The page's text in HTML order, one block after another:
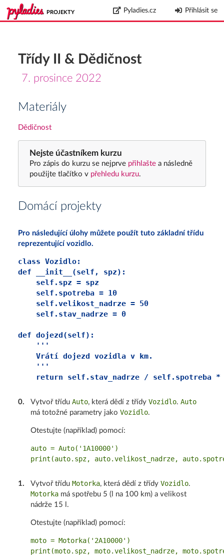
PROJEKTY Pyladies.cz Přihlásit se
Třídy II & Dědičnost
7. prosince 2022
Materiály
Dědičnost
Nejste účastníkem kurzu
Pro zápis do kurzu se nejprvepřihlašte a následně
použijte tlačítko vpřehledu kurzu.
Domácí projekty
Pro následující úlohy můžete použít tuto základní třídu
reprezentující vozidlo.
class Vozidlo:
def __init__(self, spz):
    self.spz = spz
    self.spotreba = 10
    self.velikost_nadrze = 50
    self.stav_nadrze = 0
def dojezd(self):
    '''
    Vrátí dojezd vozidla v km.
    '''
0. Vytvoř tříduAuto, která dědí z třídyVozidlo.Auto
má totožné parametry jakoVozidlo.
Otestujte (například) pomocí:
auto = Auto('1A10000')
1. Vytvoř třídu Motorka, která dědí z třídyVozidlo.
Motorka má spotřebu 5 (l na 100 km) a velikost
nádrže 15 l.
Otestujte (například) pomocí:
moto = Motorka('2A10000')